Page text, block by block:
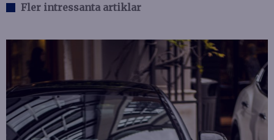
Fler intressanta artiklar